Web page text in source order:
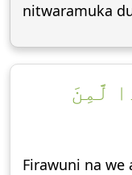
nitwaramuka
لَّمِنَ
Firawuni na we